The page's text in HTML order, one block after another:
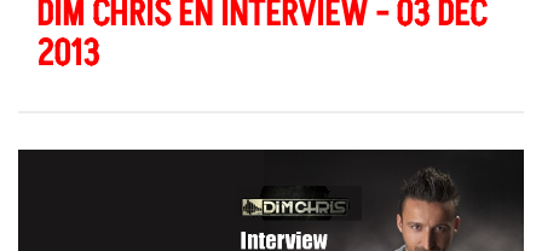
DIM CHRIS EN INTERVIEW - 03 DEC
2013